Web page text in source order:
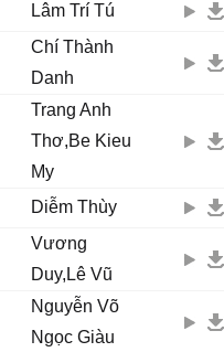
Lâm Trí Tú
Chí Thành
Danh
Trang Anh
Thơ,Be Kieu
My
Diễm Thùy
Vương
Duy,Lê Vũ
Nguyễn Võ
Ngọc Giàu